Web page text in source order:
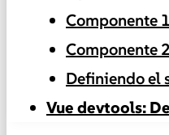
Componente
Componente
Definiendo el
Vue devtools: